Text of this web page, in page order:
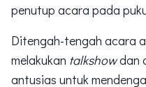
penutup acara pada
Ditengah-tengah acara
melakukan talkshowdan
antusias untuk